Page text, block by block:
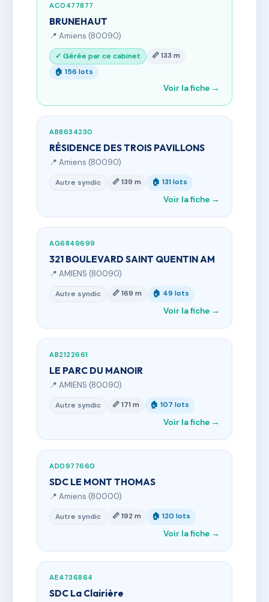
AC0477877
BRUNEHAUT
📍 Amiens (80090)
✓ Gérée par ce cabinet
📏 133 m
🏠 156 lots
Voir la fiche →
AB8634230
RÉSIDENCE DES TROIS PAVILLONS
📍 Amiens (80090)
Autre syndic 📏 139 m 🏠 131 lots
Voir la fiche →
AG6849699
321 BOULEVARD SAINT QUENTIN AM
📍 AMIENS (80090)
Autre syndic 📏 169 m 🏠 49 lots
Voir la fiche →
AB2122661
LE PARC DU MANOIR
📍 AMIENS (80090)
Autre syndic 📏 171 m 🏠 107 lots
Voir la fiche →
AD0977660
SDC LE MONT THOMAS
📍 Amiens (80000)
Autre syndic 📏 192 m 🏠 120 lots
Voir la fiche →
AE4736864
SDC La Clairière